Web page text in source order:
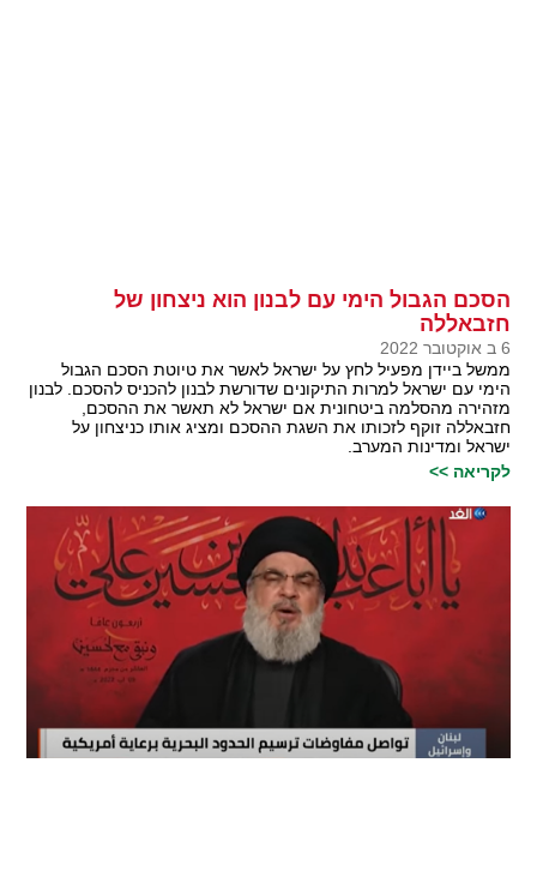
הסכם הגבול הימי עם לבנון הוא ניצחון של
חזבאללה
6 ב אוקטובר 2022
ממשל ביידן מפעיל לחץ על ישראל לאשר את טיוטת הסכם הגבול
הימי עם ישראל למרות התיקונים שדורשת לבנון להכניס להסכם. לבנון
מזהירה מהסלמה ביטחונית אם ישראל לא תאשר את ההסכם,
חזבאללה זוקף לזכותו את השגת ההסכם ומציג אותו כניצחון על
ישראל ומדינות המערב.
לקריאה >>